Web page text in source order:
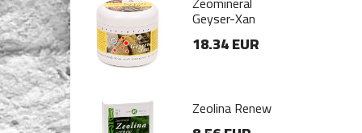
Xan
EUR
Renew
Geyser-Xan
18.34 EUR
Zeolina Renew